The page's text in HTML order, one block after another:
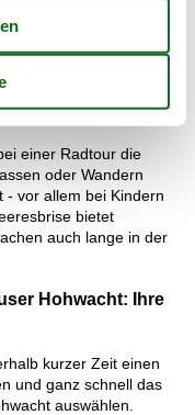
über die Fischerei,
vieles mehr. Dort zu
die mehr als 20
einer Radtour die
oder Wandern
- vor allem bei Kindern
bietet
auch lange in der
Hohwacht: Ihre
kurzer Zeit einen
und ganz schnell das
auswählen.